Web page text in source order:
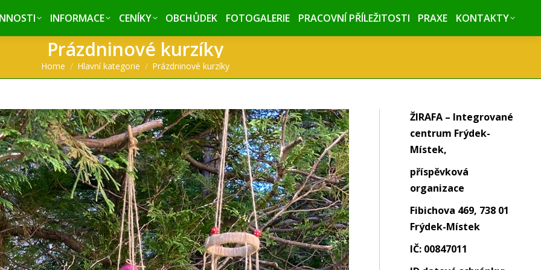
INFORMACE CENÍKY OBCHŮDEK FOTOGALERIE PRACOVNÍ PŘÍLEŽITOSTI PRAXE KONTAKTY
Prázdninové kurzíky
You are here:
Home Hlavní kategorie Prázdninové kurzíky
ŽIRAFA – Integrované
centrum Frýdek-
Místek,
příspěvková
organizace
Fibichova 469, 738 01
Frýdek-Místek
IČ: 00847011
INFORMACE CENÍKY OBCHŮDEK FOTOGALERIE PRACOVNÍ PŘÍLEŽITOSTI PRAXE KONTAKTY